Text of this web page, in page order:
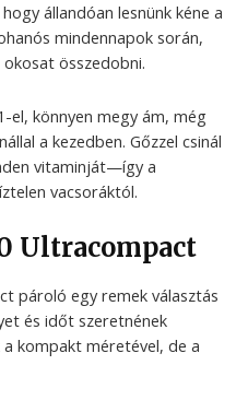
állandóan lesnünk kéne a
mindennapok során,
összedobni.
el, könnyen megy ám, még
a kezedben. Gőzzel csinál
vitaminját—így a
vacsoráktól.
Ultracompact
pároló egy remek választás
és időt szeretnének
a kompakt méretével, de a